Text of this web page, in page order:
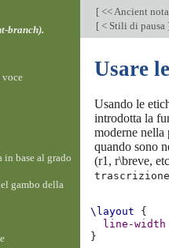
[ << Ancient
[ < Stili di pausa
Usare
Usando le
introdotta la
moderne nella
quando sono
(r1, r\breve,
trascrizione
\layout
{
line-width
}
branch).
voce
base al grado
gambo della